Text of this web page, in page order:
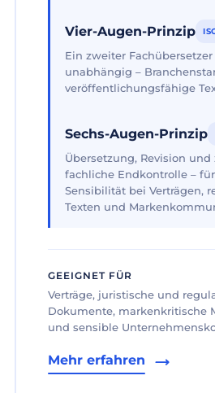
Vier-Augen-Prinzip
Ein zweiter
unabhängig –
veröffentlichungsfähige
Sechs-Augen-Prinzip
Übersetzung, Revision und
fachliche Endkontrolle –
Sensibilität bei Verträgen,
Texten und
GEEIGNET FÜR
Verträge, juristische und
Dokumente, markenkritische
und sensible
Mehr erfahren